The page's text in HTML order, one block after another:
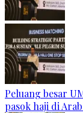
Peluang besar
pasok haji di